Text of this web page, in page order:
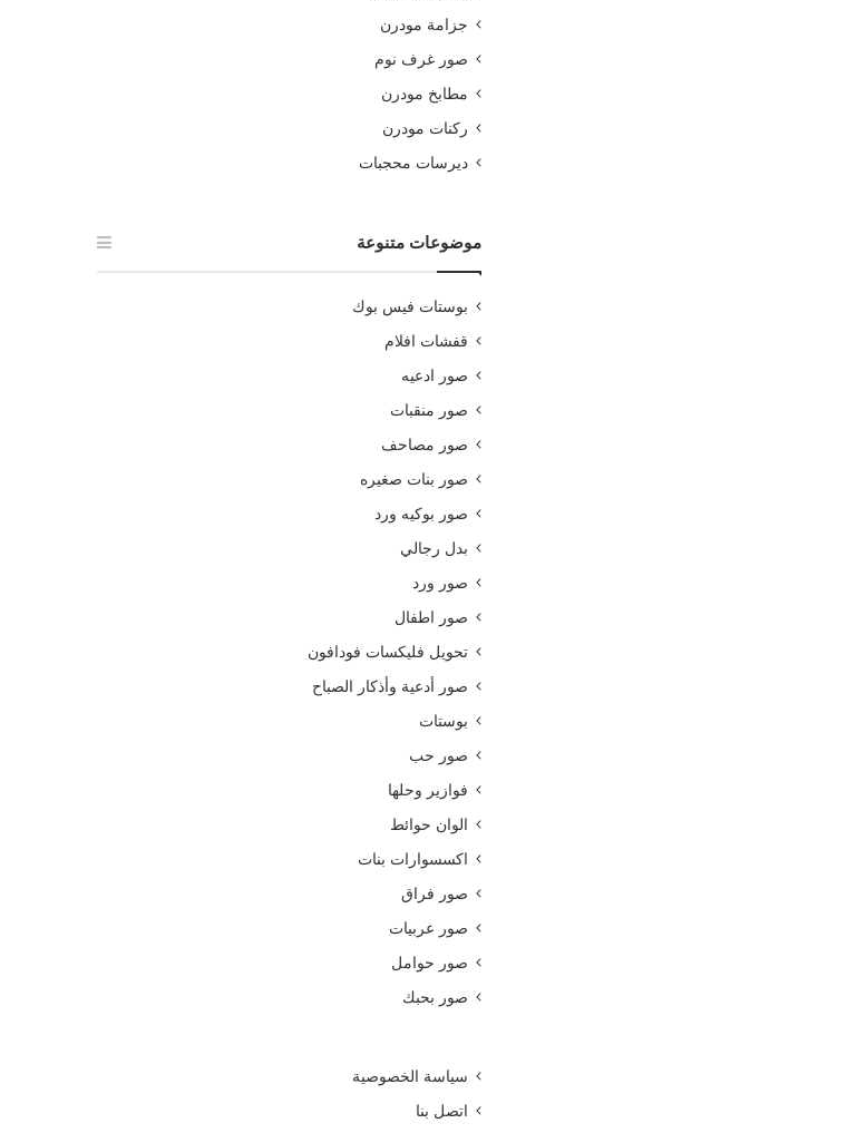
جزامة مودرن
صور غرف نوم
مطابخ مودرن
ركنات مودرن
ديرسات محجبات
موضوعات متنوعة
بوستات فيس بوك
قفشات افلام
صور ادعيه
صور منقبات
صور مصاحف
صور بنات صغيره
صور بوكيه ورد
بدل رجالي
صور ورد
صور اطفال
تحويل فليكسات فودافون
صور أدعية وأذكار الصباح
بوستات
صور حب
فوازير وحلها
الوان حوائط
اكسسوارات بنات
صور فراق
صور عربيات
صور حوامل
صور بحبك
سياسة الخصوصية
اتصل بنا